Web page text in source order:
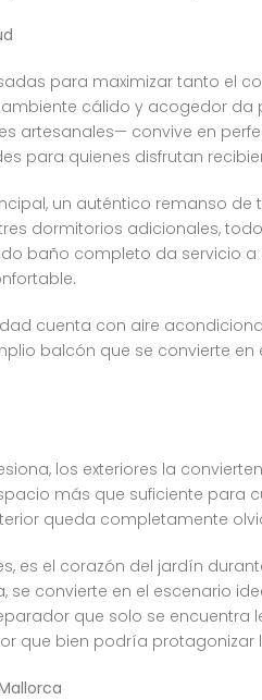
para maximizar tanto el
cálido y acogedor
artesanales— convive en
para quienes disfrutan
un auténtico remanso
dormitorios adicionales,
baño completo da servicio
cuenta con aire
balcón que se convierte
los exteriores la
más que suficiente para
queda completamente
es el corazón del jardín
convierte en el escenario
que solo se
que bien podría